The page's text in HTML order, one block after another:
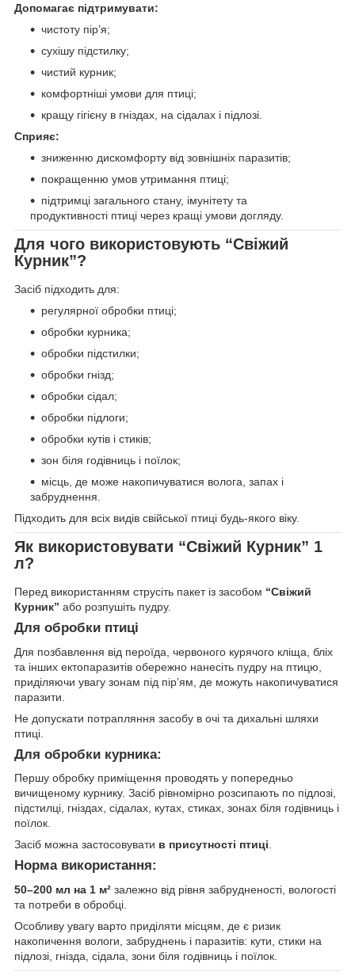
Допомагає підтримувати:
чистоту пір’я;
сухішу підстилку;
чистий курник;
комфортніші умови для птиці;
кращу гігієну в гніздах, на сідалах і підлозі.
Сприяє:
зниженню дискомфорту від зовнішніх паразитів;
покращенню умов утримання птиці;
підтримці загального стану, імунітету та
продуктивності птиці через кращі умови догляду.
Для чого використовують “Свіжий
Курник”?
Засіб підходить для:
регулярної обробки птиці;
обробки курника;
обробки підстилки;
обробки гнізд;
обробки сідал;
обробки підлоги;
обробки кутів і стиків;
зон біля годівниць і поїлок;
місць, де може накопичуватися волога, запах і
забруднення.
Підходить для всіх видів свійської птиці будь-якого віку.
Як використовувати “Свіжий Курник” 1
л?
Перед використанням струсіть пакет із засобом “Свіжий
Курник” або розпушіть пудру.
Для обробки птиці
Для позбавлення від пероїда, червоного курячого кліща, бліх
та інших ектопаразитів обережно нанесіть пудру на птицю,
приділяючи увагу зонам під пір’ям, де можуть накопичуватися
паразити.
Не допускати потрапляння засобу в очі та дихальні шляхи
птиці.
Для обробки курника:
Першу обробку приміщення проводять у попередньо
вичищеному курнику. Засіб рівномірно розсипають по підлозі,
підстилці, гніздах, сідалах, кутах, стиках, зонах біля годівниць і
поїлок.
Засіб можна застосовувати в присутності птиці.
Норма використання:
50–200 мл на 1 м² залежно від рівня забрудненості, вологості
та потреби в обробці.
Особливу увагу варто приділяти місцям, де є ризик
накопичення вологи, забруднень і паразитів: кути, стики на
підлозі, гнізда, сідала, зони біля годівниць і поїлок.